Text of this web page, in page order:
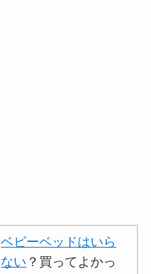
ベビーベッドはいら
ない ？買ってよかっ